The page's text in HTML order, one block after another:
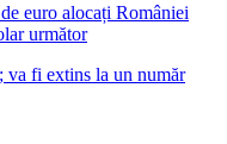
euro alocați României
următor
va fi extins la un număr